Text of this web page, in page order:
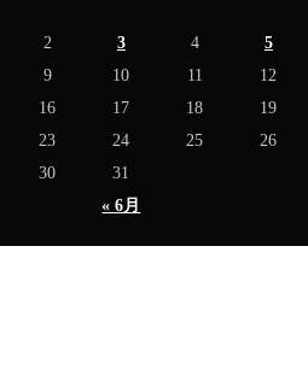
« 6月
2
3 4 5
9
10 11 12
16
17 18 19
23
24 25 26
30
31